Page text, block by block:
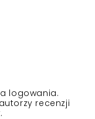
logowania.
recenzji